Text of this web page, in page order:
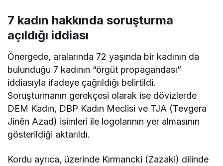
7 kadın hakkında soruşturma
açıldığı iddiası
Önergede, aralarında 72 yaşında bir kadının da
bulunduğu 7 kadının “örgüt propagandası”
iddiasıyla ifadeye çağrıldığı belirtildi.
Soruşturmanın gerekçesi olarak ise dövizlerde
DEM Kadın, DBP Kadın Meclisi ve TJA (Tevgera
Jinên Azad) isimleri ile logolarının yer almasının
gösterildiği aktarıldı.
Kordu ayrıca, üzerinde Kırmancki (Zazaki) dilinde